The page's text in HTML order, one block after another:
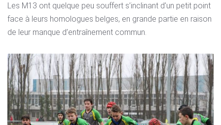
Les M13 ont quelque peu souffert s’inclinant d’un petit point
face à leurs homologues belges, en grande partie en raison
de leur manque d’entraînement commun.